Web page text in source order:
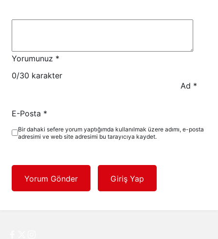
Yorumunuz *
0/30 karakter
Ad *
E-Posta *
Bir dahaki sefere yorum yaptığımda kullanılmak üzere adımı, e-posta
adresimi ve web site adresimi bu tarayıcıya kaydet.
Yorum Gönder Giriş Yap